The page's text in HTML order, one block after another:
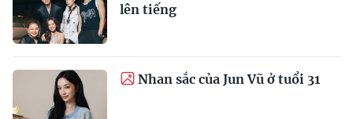
lên tiếng
Nhan sắc của Jun Vũ ở tuổi 31